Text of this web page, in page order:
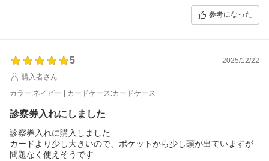
参考になった
5
2025/12/22
購入者さん
カラー:ネイビー | カードケース:カードケース
診察券入れにしました
診察券入れに購入しました
カードより少し大きいので、ポケットから少し頭が出ていますが
問題なく使えそうです